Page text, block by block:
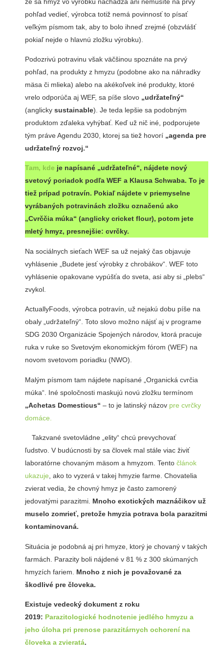
pohľad vedieť, výrobca totiž nemá povinnosť to písať
veľkým písmom tak, aby to bolo ihneď zrejmé (obzvlášť
pokiaľ nejde o hlavnú zložku výrobku).
Podozrivú potravinu však väčšinou spoznáte na prvý
pohľad, na produkty z hmyzu (podobne ako na náhradky
mäsa či mlieka) alebo na akékoľvek iné produkty, ktoré
vrelo odporúča aj WEF, sa píše slovo „udržateľný“
(anglicky sustainable). Je teda lepšie sa podobným
produktom zďaleka vyhýbať. Keď už nič iné, podporujete
tým práve Agendu 2030, ktorej sa tiež hovorí „agenda pre
udržateľný rozvoj.“
Tam, kde je napísané „udržateľné“, nájdete nový
svetový poriadok podľa WEF a Klausa Schwaba. To je
tiež prípad potravín. Pokiaľ nájdete v priemyselne
vyrábaných potravinách zložku označenú ako
„Cvrččia múka“ (anglicky cricket flour), potom jete
mletý hmyz, presnejšie: cvrčky.
Na sociálnych sieťach WEF sa už nejaký čas objavuje
vyhlásenie „Budete jesť výrobky z chrobákov“. WEF toto
vyhlásenie opakovane vypúšťa do sveta, asi aby si „plebs“
zvykol.
ActuallyFoods, výrobca potravín, už nejakú dobu píše na
obaly „udržateľný“. Toto slovo možno nájsť aj v programe
SDG 2030 Organizácie Spojených národov, ktorá pracuje
ruka v ruke so Svetovým ekonomickým fórom (WEF) na
novom svetovom poriadku (NWO).
Malým písmom tam nájdete napísané „Organická cvrčia
múka“. Iné spoločnosti maskujú novú zložku termínom
„Achetas Domesticus“ – to je latinský názov pre cvrčky
domáce.
Takzvané svetovládne „elity“ chcú prevychovať
ľudstvo. V budúcnosti by sa človek mal stále viac živiť
laboratórne chovaným mäsom a hmyzom. Tento článok
ukazuje , ako to vyzerá v takej hmyzie farme. Chovatelia
zvierat vedia, že chovný hmyz je často zamorený
jedovatými parazitmi. Mnoho exotických maznáčikov už
muselo zomrieť, pretože hmyzia potrava bola parazitmi
kontaminovaná.
Situácia je podobná aj pri hmyze, ktorý je chovaný v takých
farmách. Parazity boli nájdené v 81 % z 300 skúmaných
hmyzích fariem. Mnoho z nich je považované za
škodlivé pre človeka.
Existuje vedecký dokument z roku
2019: Parazitologické hodnotenie jedlého hmyzu a
jeho úloha pri prenose parazitárnych ochorení na
človeka a zvieratá.